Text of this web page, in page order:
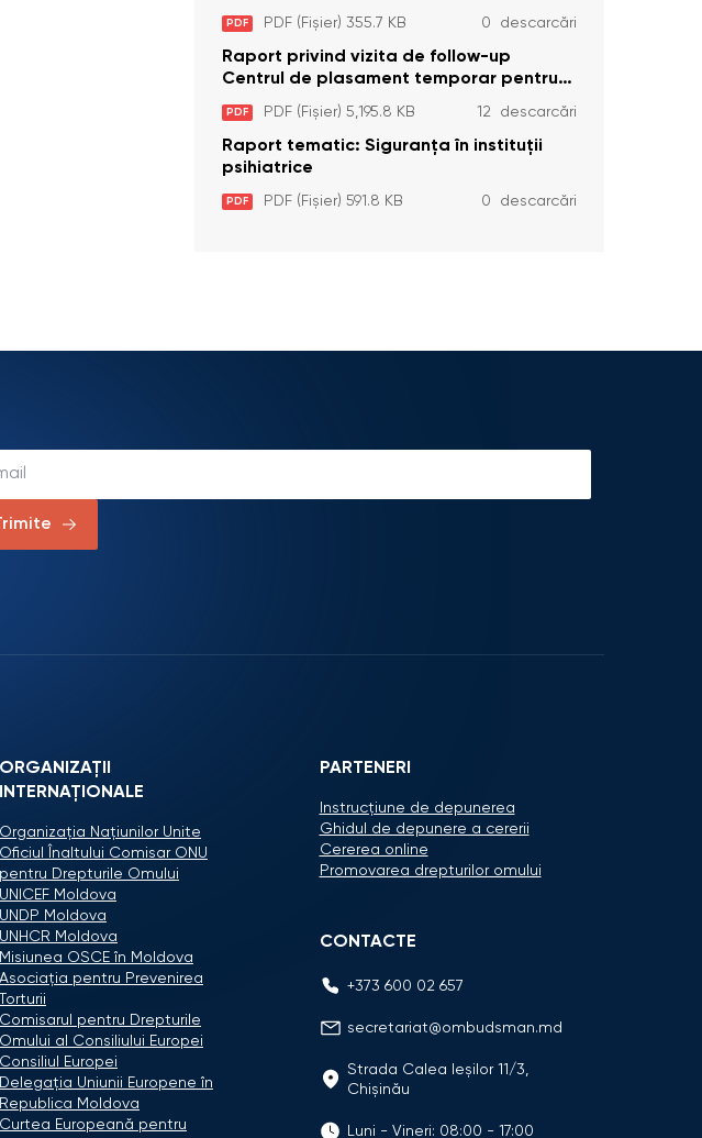
Temporar pentru Persoane cu
Dizabilități (Adulte) din s. Brînzeni, r.
Edineț, din data de 25 mai 2026
PDF PDF (Fișier) 355.7 KB 0 descarcări
Raport privind vizita de follow-up
Centrul de plasament temporar pentru
persoanele cu dizabilități (adulte)
Bădiceni, Soroca (11 iunie 2026)
PDF PDF (Fișier) 5,195.8 KB 12 descarcări
Raport tematic: Siguranța în instituții
psihiatrice
PDF PDF (Fișier) 591.8 KB 0 descarcări
ORGANIZAŢII
INTERNAŢIONALE
Organizaţia Naţiunilor Unite
Oficiul Înaltului Comisar ONU
pentru Drepturile Omului
UNICEF Moldova
UNDP Moldova
UNHCR Moldova
Misiunea OSCE în Moldova
Asociaţia pentru Prevenirea
Torturii
Comisarul pentru Drepturile
Omului al Consiliului Europei
Consiliul Europei
Delegaţia Uniunii Europene în
Republica Moldova
Curtea Europeană pentru
PARTENERI
Instrucțiune de depunerea
Ghidul de depunere a cererii
Cererea online
Promovarea drepturilor omului
CONTACTE
+373 600 02 657
secretariat@ombudsman.md
Strada Calea Ieşilor 11/3,
Chişinău
Luni - Vineri: 08:00 - 17:00